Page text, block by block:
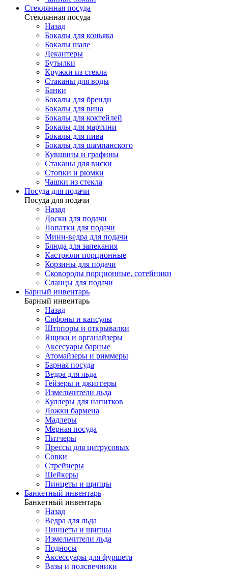
Стеклянная посуда
Стеклянная посуда
Назад
Бокалы для коньяка
Бокалы шале
Декантеры
Бутылки
Кружки из стекла
Стаканы для воды
Банки
Бокалы для бренди
Бокалы для вина
Бокалы для коктейлей
Бокалы для мартини
Бокалы для пива
Бокалы для шампанского
Кувшины и графины
Стаканы для виски
Стопки и рюмки
Чашки из стекла
Посуда для подачи
Посуда для подачи
Назад
Доски для подачи
Лопатки для подачи
Мини-ведра для подачи
Блюда для запекания
Кастрюли порционные
Корзины для подачи
Сковороды порционные, сотейники
Сланцы для подачи
Барный инвентарь
Барный инвентарь
Назад
Сифоны и капсулы
Штопоры и открывалки
Ящики и органайзеры
Аксесуары барные
Атомайзеры и риммеры
Барная посуда
Ведра для льда
Гейзеры и джиггеры
Измельчители льда
Куллеры для напитков
Ложки бармена
Мадлеры
Мерная посуда
Питчеры
Прессы для цитрусовых
Совки
Стрейнеры
Шейкеры
Пинцеты и щипцы
Банкетный инвентарь
Банкетный инвентарь
Назад
Ведра для льда
Пинцеты и щипцы
Измельчители льда
Подносы
Аксессуары для фуршета
Вазы и подсвечники